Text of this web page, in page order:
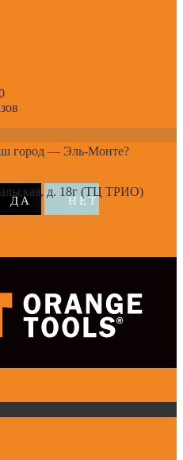
город — Эль-Монте?
д. 18г (ТЦ ТРИО)